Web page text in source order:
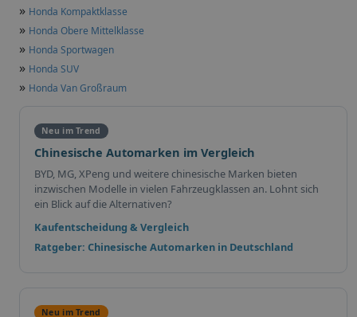
» Honda Kompaktklasse
» Honda Obere Mittelklasse
» Honda Sportwagen
» Honda SUV
» Honda Van Großraum
Neu im Trend
Chinesische Automarken im Vergleich
BYD, MG, XPeng und weitere chinesische Marken bieten
inzwischen Modelle in vielen Fahrzeugklassen an. Lohnt sich
ein Blick auf die Alternativen?
Kaufentscheidung & Vergleich
Ratgeber: Chinesische Automarken in Deutschland
Neu im Trend